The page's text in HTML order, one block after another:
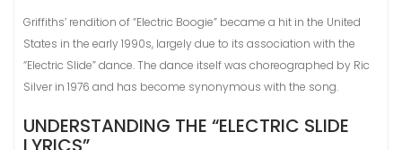
Griffiths’ rendition of “Electric Boogie” became a hit in the United
States in the early 1990s, largely due to its association with the
“Electric Slide” dance. The dance itself was choreographed by Ric
Silver in 1976 and has become synonymous with the song.
UNDERSTANDING THE “ELECTRIC SLIDE